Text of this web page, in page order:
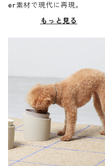
er素材で現代に再現。
もっと見る